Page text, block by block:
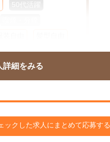
50代活躍
OK 在宅
週１～
ム
扶養控除内勤OK
詳細をみる
ックした求人にまとめて応募する